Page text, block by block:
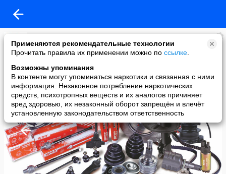
Применяются рекомендательные технологии
Прочитать правила их применении можно по ссылке
Возможны упоминания
В контенте могут упоминаться наркотики и связанная с ними
информация. Незаконное потребление наркотических
средств, психотропных веществ и их аналогов причиняет
вред здоровью, их незаконный оборот запрещён и влечёт
установленную законодательством ответственность
Omega Auto Parts
added a photo
24 Jan в 06:12